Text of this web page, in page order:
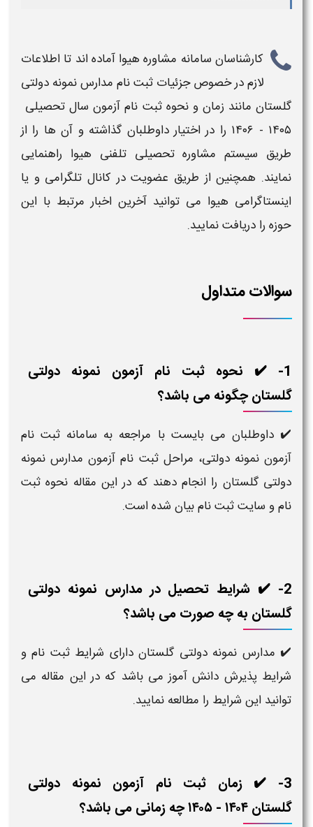
کارشناسان سامانه مشاوره هیوا آماده اند تا اطلاعات
لازم در خصوص جزئیات ثبت نام مدارس نمونه دولتی
۱۴۰۵ - ۱۴۰۶
را در اختیار داوطلبان گذاشته و آن ها را از
طریق سیستم مشاوره تحصیلی تلفنی هیوا راهنمایی
نمایند. همچنین از طریق عضویت در کانال تلگرامی و یا
اینستاگرامی هیوا می توانید آخرین اخبار مرتبط با این
حوزه را دریافت نمایید.
سوالات متداول
1- ✔️ نحوه ثبت نام آزمون نمونه دولتی
گلستان چگونه می باشد؟
✔️ داوطلبان می بایست با مراجعه به سامانه ثبت نام
آزمون نمونه دولتی، مراحل ثبت نام آزمون مدارس نمونه
دولتی گلستان را انجام دهند که در این مقاله نحوه ثبت
نام و سایت ثبت نام بیان شده است.
2- ✔️ شرایط تحصیل در مدارس نمونه دولتی
گلستان به چه صورت می باشد؟
✔️ مدارس نمونه دولتی گلستان دارای شرایط ثبت نام و
شرایط پذیرش دانش آموز می باشد که در این مقاله می
توانید این شرایط را مطالعه نمایید.
3- ✔️ زمان ثبت نام آزمون نمونه دولتی
گلستان ۱۴۰۴ - ۱۴۰۵​ چه زمانی می باشد؟